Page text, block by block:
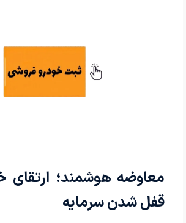
معاوضه هوشمند؛ ارتقای
قفل شدن سرمایه